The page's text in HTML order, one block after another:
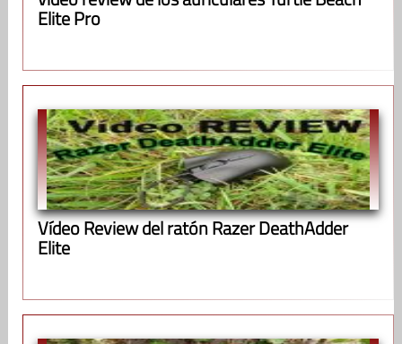
Elite Pro
Vídeo Review del ratón Razer DeathAdder
Elite